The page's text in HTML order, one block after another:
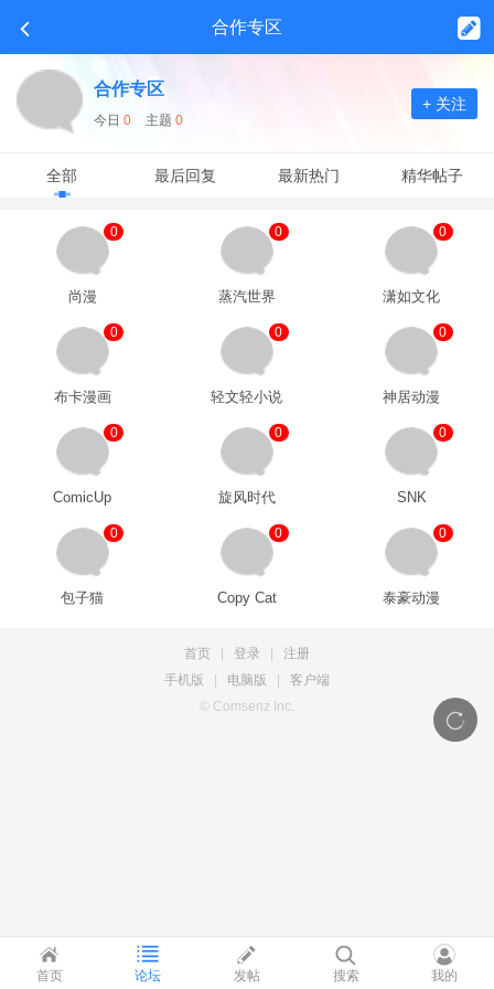
合作专区
合作专区
今日 0 主题 0
+ 关注
全部 最后回复 最新热门 精华帖子
0
尚漫
0
蒸汽世界
0
潇如文化
0
布卡漫画
0
轻文轻小说
0
神居动漫
0
ComicUp
0
旋风时代
0
SNK
0
包子猫
0
Copy Cat
0
泰豪动漫
首页 登录
注册
手机版
电脑版
客户端
© Comsenz Inc.
首页 论坛 发帖 搜索 我的